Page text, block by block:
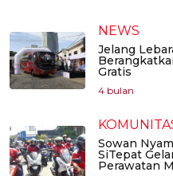
NEWS
Jelang
Gratis
4 bulan
Sowan
SiTepat
Perawatan